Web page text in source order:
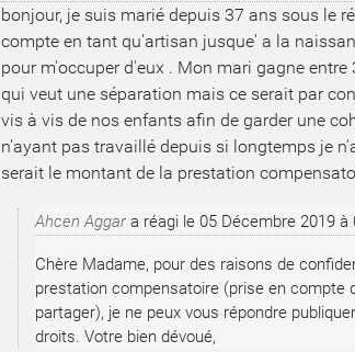
bonjour, je suis marié depuis 37 ans sous le
compte en tant qu'artisan jusque' a la
pour m'occuper d'eux . Mon mari gagne
qui veut une séparation mais ce serait par
vis à vis de nos enfants afin de garder une
n'ayant pas travaillé depuis si longtemps je
serait le montant de la prestation
Ahcen Aggara réagi le 05 Décembre 2019 à
Chère Madame, pour des raisons de
prestation compensatoire (prise en
partager), je ne peux vous répondre
droits. Votre bien dévoué,